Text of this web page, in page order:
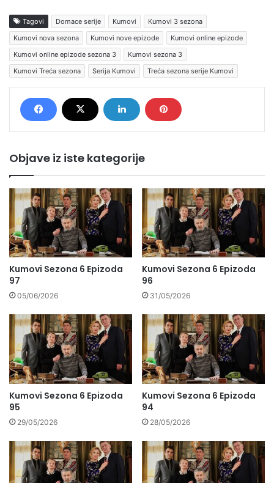
Tagovi Domace serije Kumovi
Kumovi 3 sezona
Kumovi nova sezona
Kumovi nove epizode
Kumovi online epizode
Kumovi online epizode sezona 3
Kumovi sezona 3
Kumovi Treća sezona
Serija Kumovi Treća sezona serije Kumovi
Objave iz iste kategorije
Kumovi Sezona 6 Epizoda
97
05/06/2026
Kumovi Sezona 6 Epizoda
96
31/05/2026
Kumovi Sezona 6 Epizoda
95
29/05/2026
Kumovi Sezona 6 Epizoda
94
28/05/2026